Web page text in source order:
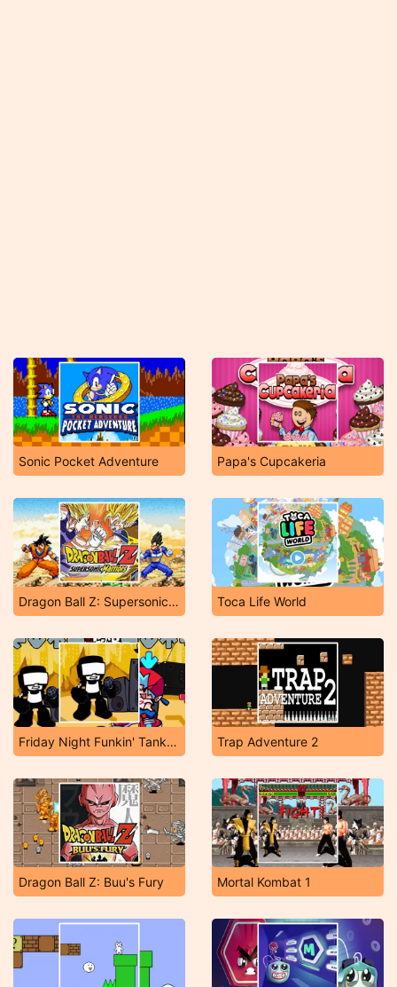
Sonic Pocket Adventure Papa's Cupcakeria
Dragon Ball Z: Supersonic Warriors Toca Life World
Friday Night Funkin' Tankman Mashup Trap Adventure 2
Dragon Ball Z: Buu's Fury Mortal Kombat 1